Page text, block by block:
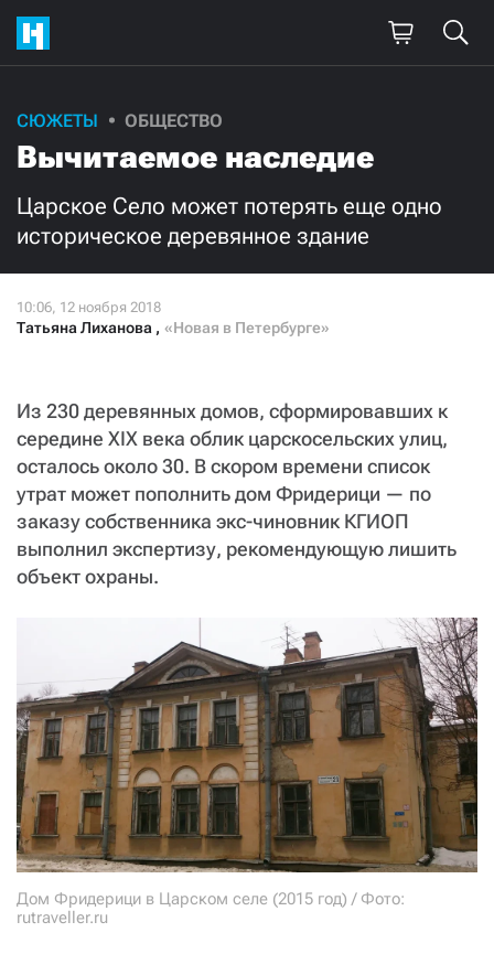
СЮЖЕТЫ ОБЩЕСТВО
Вычитаемое наследие
Царское Село может потерять еще одно
историческое деревянное здание
Татьяна Лиханова , «Новая в Петербурге»
Из 230 деревянных домов, сформировавших к
середине XIX века облик царскосельских улиц,
осталось около 30. В скором времени список
утрат может пополнить дом Фридерици — по
заказу собственника экс-чиновник КГИОП
выполнил экспертизу, рекомендующую лишить
объект охраны.
Дом Фридерици в Царском селе (2015 год) / Фото:
rutraveller.ru
Поддержите
нашу работу!
Ежемесячно Разово
3000 1000
500
Нажимая кнопку «Стать соучастником»,
я принимаю условия и подтверждаю свое гражданство РФ
СТАТЬ СОУЧАСТНИКОМ
Если у вас есть вопросы, пишите